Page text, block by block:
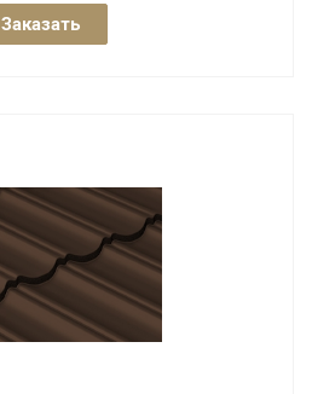
Заказать